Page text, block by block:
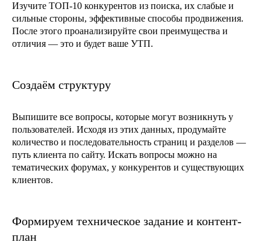
Изучите ТОП-10 конкурентов из поиска, их слабые и
сильные стороны, эффективные способы продвижения.
После этого проанализируйте свои преимущества и
отличия — это и будет ваше УТП.
Создаём структуру
Выпишите все вопросы, которые могут возникнуть у
пользователей. Исходя из этих данных, продумайте
количество и последовательность страниц и разделов —
путь клиента по сайту. Искать вопросы можно на
тематических форумах, у конкурентов и существующих
клиентов.
Формируем техническое задание и контент-
план